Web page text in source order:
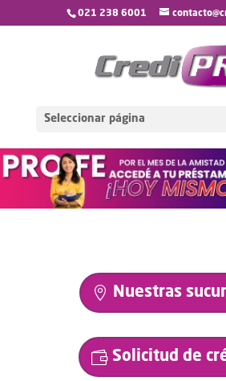
021 238 6001
Seleccionar página
Nuestras
Solicitud de